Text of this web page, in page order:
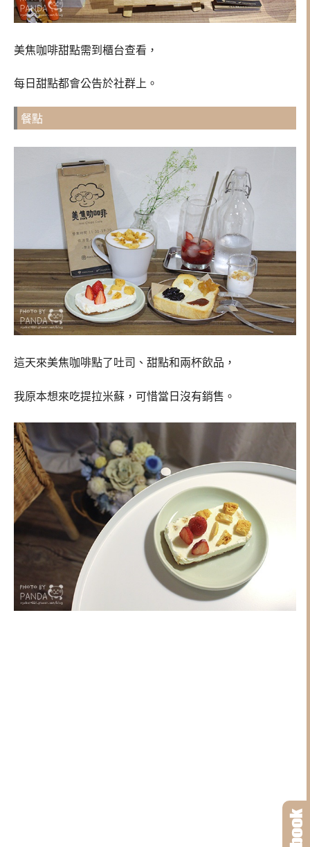
美焦咖啡甜點需到櫃台查看，
每日甜點都會公告於社群上。
餐點
這天來美焦咖啡點了吐司、甜點和兩杯飲品，
我原本想來吃提拉米蘇，可惜當日沒有銷售。